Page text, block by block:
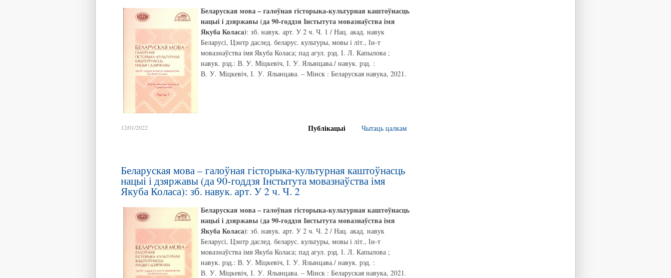
Беларуская мова – галоўная гісторыка-культурная каштоўнасць
нацыі і дзяржавы (да 90-годдзя Інстытута мовазнаўства імя
Якуба Коласа): зб. навук. арт. У 2 ч. Ч. 1 / Нац. акад. навук
Беларусі, Цэнтр даслед. беларус. культуры, мовы і літ., Ін-т
мовазнаўства імя Якуба Коласа; пад агул. рэд. І. Л. Капылова ;
навук. рэд.: В. У. Міцкевіч, І. У. Ялынцава./ навук. рэд. :
В. У. Міцкевіч, І. У. Ялынцава. – Мінск : Беларуская навука, 2021.
12/01/2022 Публікацыі Чытаць цалкам
Беларуская мова – галоўная гісторыка-культурная каштоўнасць
нацыі і дзяржавы (да 90-годдзя Інстытута мовазнаўства імя
Якуба Коласа): зб. навук. арт. У 2 ч. Ч. 2
Беларуская мова – галоўная гісторыка-культурная каштоўнасць
нацыі і дзяржавы (да 90-годдзя Інстытута мовазнаўства імя
Якуба Коласа): зб. навук. арт. У 2 ч. Ч. 2 / Нац. акад. навук
Беларусі, Цэнтр даслед. беларус. культуры, мовы і літ., Ін-т
мовазнаўства імя Якуба Коласа; пад агул. рэд. І. Л. Капылова ;
навук. рэд.: В. У. Міцкевіч, І. У. Ялынцава./ навук. рэд. :
В. У. Міцкевіч, І. У. Ялынцава. – Мінск : Беларуская навука, 2021.